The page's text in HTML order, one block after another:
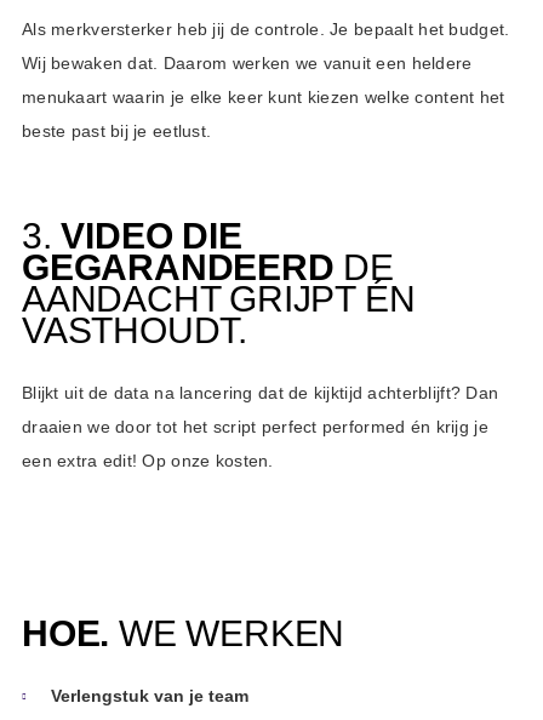
Als merkversterker heb jij de controle. Je bepaalt het budget.
Wij bewaken dat. Daarom werken we vanuit een heldere
menukaart waarin je elke keer kunt kiezen welke content het
beste past bij je eetlust.
3.VIDEO DIE
GEGARANDEERD DE
AANDACHT GRIJPT ÉN
VASTHOUDT.
Blijkt uit de data na lancering dat de kijktijd achterblijft? Dan
draaien we door tot het script perfect performed én krijg je
een extra edit! Op onze kosten.
HOE. WE WERKEN
Verlengstuk van je team